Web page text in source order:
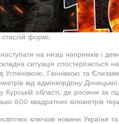
формі.
на низці напрямків і
ситуація спостерігається
Успенівкою, Ганнівкою та
від адмінкордону
області, де росіяни за
800 квадратних кілометрів
ключові новини України